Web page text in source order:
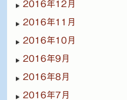
2016年12月
2016年11月
2016年10月
2016年9月
2016年8月
2016年7月